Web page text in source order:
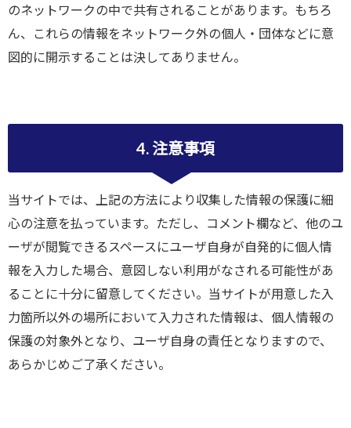
のネットワークの中で共有されることがあります。もちろ
ん、これらの情報をネットワーク外の個人・団体などに意
図的に開示することは決してありません。
4. 注意事項
当サイトでは、上記の方法により収集した情報の保護に細
心の注意を払っています。ただし、コメント欄など、他のユ
ーザが閲覧できるスペースにユーザ自身が自発的に個人情
報を入力した場合、意図しない利用がなされる可能性があ
ることに十分に留意してください。当サイトが用意した入
力箇所以外の場所において入力された情報は、個人情報の
保護の対象外となり、ユーザ自身の責任となりますので、
あらかじめご了承ください。